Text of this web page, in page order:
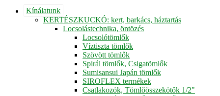
Kínálatunk
KERTÉSZKUCKÓ: kert, barkács, háztartás
Locsolástechnika, öntözés
Locsolótömlők
Víztiszta tömlők
Szövött tömlők
Spirál tömlők, Csigatömlők
Sumisansui Japán tömlők
SIROFLEX termékek
Csatlakozók, Tömlőösszekötők 1/2"